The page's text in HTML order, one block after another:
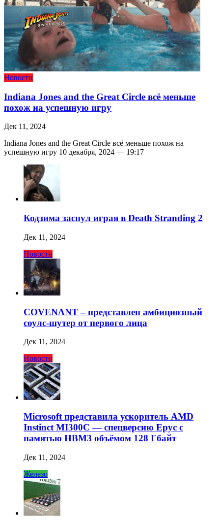
Новости
Indiana Jones and the Great Circle всё меньше
похож на успешную игру
Дек 11, 2024
Indiana Jones and the Great Circle всё меньше похож на
успешную игру 10 декабря, 2024 — 19:17
Кодзима заснул играя в Death Stranding 2
Дек 11, 2024
Новости
COVENANT – представлен амбициозный
соулс-шутер от первого лица
Дек 11, 2024
Новости
Microsoft представила ускоритель AMD
Instinct MI300C — спецверсию Epyc с
памятью HBM3 объёмом 128 Гбайт
Дек 11, 2024
Железо